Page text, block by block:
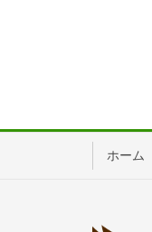
ホーム